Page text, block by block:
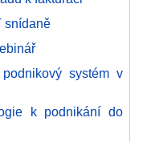
snídaně
systém v
k podnikání do